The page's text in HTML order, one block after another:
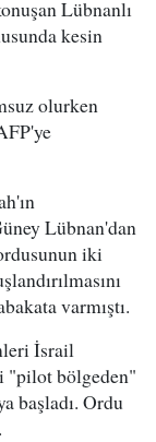
Lübnanlı
kesin
olurken
Lübnan'dan
iki
varmıştı.
İsrail
"pilot bölgeden"
başladı. Ordu